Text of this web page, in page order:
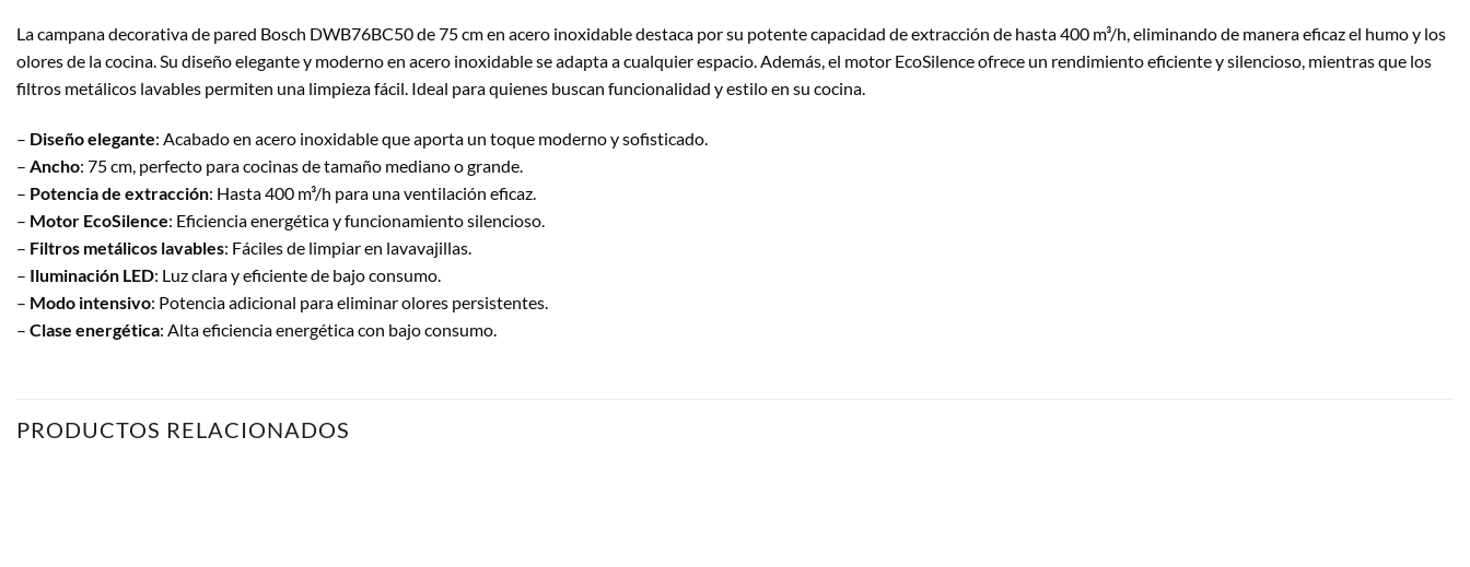
La campana decorativa de pared Bosch DWB76BC50 de 75 cm en acero inoxidable destaca por su potente capacidad de extracción de hasta 400 m³/h, eliminando de manera eficaz el humo y los
olores de la cocina. Su diseño elegante y moderno en acero inoxidable se adapta a cualquier espacio. Además, el motor EcoSilence ofrece un rendimiento eficiente y silencioso, mientras que los
filtros metálicos lavables permiten una limpieza fácil. Ideal para quienes buscan funcionalidad y estilo en su cocina.
– Diseño elegante: Acabado en acero inoxidable que aporta un toque moderno y sofisticado.
– Ancho: 75 cm, perfecto para cocinas de tamaño mediano o grande.
– Potencia de extracción: Hasta 400 m³/h para una ventilación eficaz.
– Motor EcoSilence: Eficiencia energética y funcionamiento silencioso.
– Filtros metálicos lavables: Fáciles de limpiar en lavavajillas.
– Iluminación LED: Luz clara y eficiente de bajo consumo.
– Modo intensivo: Potencia adicional para eliminar olores persistentes.
– Clase energética: Alta eficiencia energética con bajo consumo.
PRODUCTOS RELACIONADOS